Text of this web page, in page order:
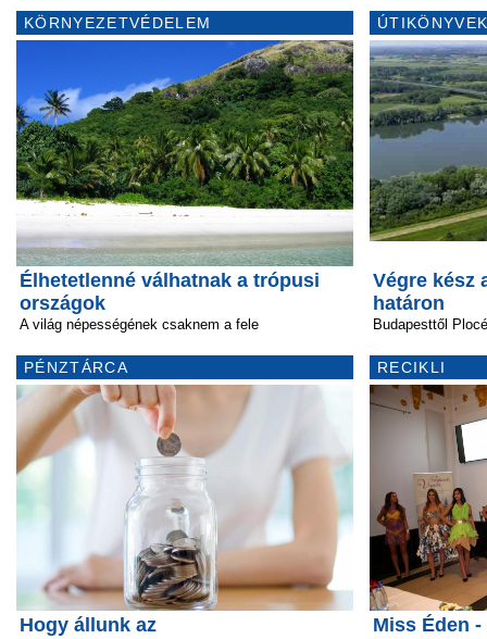
KÖRNYEZETVÉDELEM
Élhetetlenné válhatnak a trópusi
országok
A világ népességének csaknem a fele
PÉNZTÁRCA
Hogy állunk az
Végre kész
határon
Budapesttől
RECIKLI
Miss Éden